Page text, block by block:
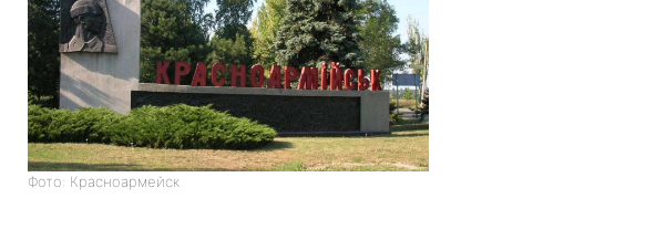
Фото: Красноармейск